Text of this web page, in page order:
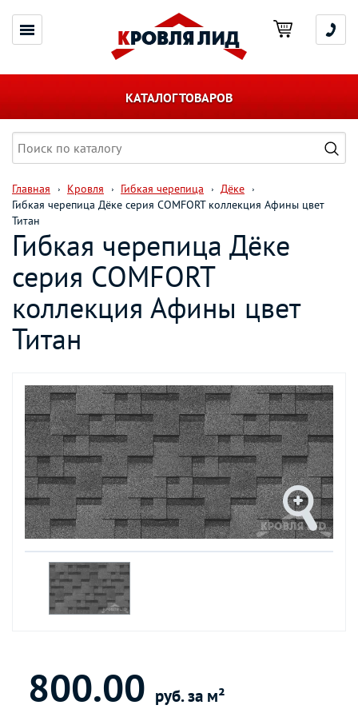
КАТАЛОГ ТОВАРОВ
Главная Кровля Гибкая черепица
Дёке
Гибкая черепица Дёке серия COMFORT коллекция Афины цвет
Титан
Гибкая черепица Дёке
серия COMFORT
коллекция Афины цвет
Титан
800.00 руб. за м²